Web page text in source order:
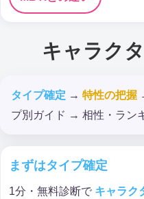
キャラク
タイプ確定 → 特性の把握
プ別ガイド → 相性・ラン
まずはタイプ確定
1分・無料診断で キャラク